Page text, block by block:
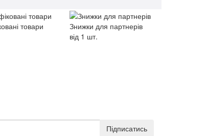
товари
Знижки для партнерів
від 1 шт.
Підписатись